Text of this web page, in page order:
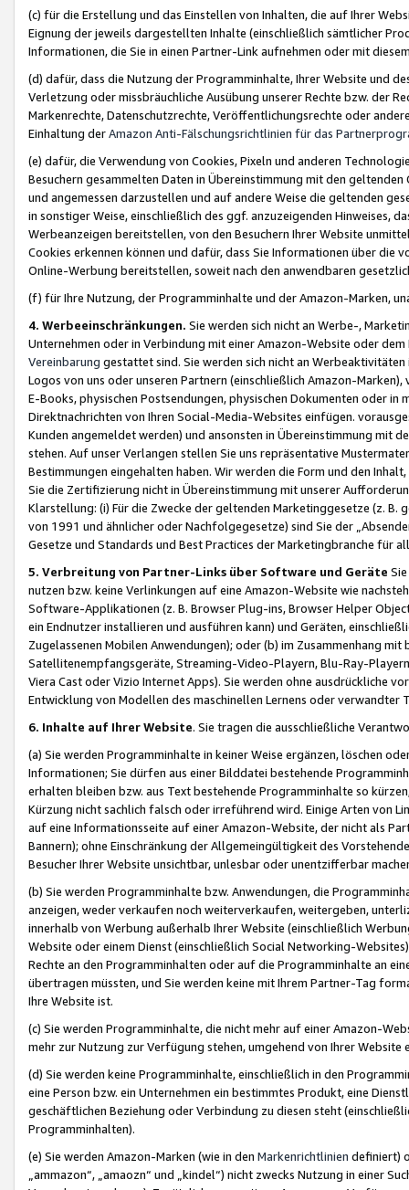
(c) für die Erstellung und das Einstellen von Inhalten, die auf Ihrer
Eignung der jeweils dargestellten Inhalte (einschließlich sämtlicher
Informationen, die Sie in einen Partner-Link aufnehmen oder mit
(d) dafür, dass die Nutzung der Programminhalte, Ihrer Website und
Verletzung oder missbräuchliche Ausübung unserer Rechte bzw. der
Markenrechte, Datenschutzrechte, Veröffentlichungsrechte oder
Einhaltung derAmazon Anti-Fälschungsrichtlinien für das
(e) dafür, die Verwendung von Cookies, Pixeln und anderen
Besuchern gesammelten Daten in Übereinstimmung mit den
und angemessen darzustellen und auf andere Weise die geltenden
in sonstiger Weise, einschließlich des ggf. anzuzeigenden Hinweises,
Werbeanzeigen bereitstellen, von den Besuchern Ihrer Website
Cookies erkennen können und dafür, dass Sie Informationen über die
Online-Werbung bereitstellen, soweit nach den anwendbaren
(f) für Ihre Nutzung, der Programminhalte und der Amazon-Marken,
4. Werbeeinschränkungen. Sie werden sich nicht an Werbe-,
Unternehmen oder in Verbindung mit einer Amazon-Website oder
Vereinbarung gestattet sind. Sie werden sich nicht an
Logos von uns oder unseren Partnern (einschließlich Amazon-
E-Books, physischen Postsendungen, physischen Dokumenten oder in
Direktnachrichten von Ihren Social-Media-Websites einfügen.
Kunden angemeldet werden) und ansonsten in Übereinstimmung mit
stehen. Auf unser Verlangen stellen Sie uns repräsentative
Bestimmungen eingehalten haben. Wir werden die Form und den
Sie die Zertifizierung nicht in Übereinstimmung mit unserer
Klarstellung: (i) Für die Zwecke der geltenden Marketinggesetze (z. B.
von 1991 und ähnlicher oder Nachfolgegesetze) sind Sie der
Gesetze und Standards und Best Practices der Marketingbranche für
5. Verbreitung von Partner-Links über Software und Geräte
nutzen bzw. keine Verlinkungen auf eine Amazon-Website wie
Software-Applikationen (z. B. Browser Plug-ins, Browser Helper
ein Endnutzer installieren und ausführen kann) und Geräten,
Zugelassenen Mobilen Anwendungen); oder (b) im Zusammenhang
Satellitenempfangsgeräte, Streaming-Video-Playern, Blu-Ray-
Viera Cast oder Vizio Internet Apps). Sie werden ohne ausdrückliche
Entwicklung von Modellen des maschinellen Lernens oder
6. Inhalte auf Ihrer Website. Sie tragen die ausschließliche
(a) Sie werden Programminhalte in keiner Weise ergänzen, löschen
Informationen; Sie dürfen aus einer Bilddatei bestehende
erhalten bleiben bzw. aus Text bestehende Programminhalte so
Kürzung nicht sachlich falsch oder irreführend wird. Einige Arten von
auf eine Informationsseite auf einer Amazon-Website, der nicht als
Bannern); ohne Einschränkung der Allgemeingültigkeit des
Besucher Ihrer Website unsichtbar, unlesbar oder unentzifferbar
(b) Sie werden Programminhalte bzw. Anwendungen, die
anzeigen, weder verkaufen noch weiterverkaufen, weitergeben,
innerhalb von Werbung außerhalb Ihrer Website (einschließlich
Website oder einem Dienst (einschließlich Social Networking-
Rechte an den Programminhalten oder auf die Programminhalte an
übertragen müssten, und Sie werden keine mit Ihrem Partner-Tag
Ihre Website ist.
(c) Sie werden Programminhalte, die nicht mehr auf einer Amazon-
mehr zur Nutzung zur Verfügung stehen, umgehend von Ihrer
(d) Sie werden keine Programminhalte, einschließlich in den
eine Person bzw. ein Unternehmen ein bestimmtes Produkt, eine
geschäftlichen Beziehung oder Verbindung zu diesen steht
Programminhalten).
(e) Sie werden Amazon-Marken (wie in den Markenrichtlinien definiert)
„ammazon“, „amaozn“ und „kindel“) nicht zwecks Nutzung in einer